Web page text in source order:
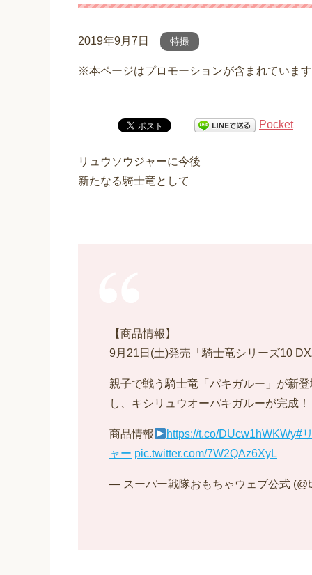
2019年9月7日 特撮
※本ページはプロモーションが含まれています
Pocket
リュウソウジャーに今後
新たなる騎士竜として
【商品情報】
9月21日(土)発売「騎士竜シリーズ10 DX
親子で戦う騎士竜「パキガルー」が新
し、キシリュウオーパキガルーが完成！
商品情報 https://t.co/DUcw1hWKWy#
ャー pic.twitter.com/7W2QAz6XyL
— スーパー戦隊おもちゃウェブ公式